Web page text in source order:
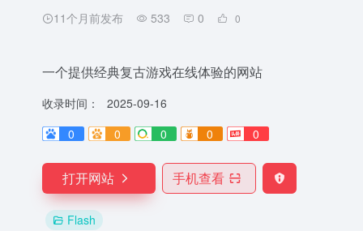
11个月前发布 533 0 0
一个提供经典复古游戏在线体验的网站
收录时间：
2025-09-16
0
0 0 0 0
打开网站 手机查看
Flash